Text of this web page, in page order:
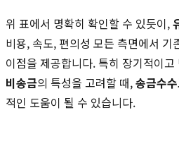
위 표에서 명확히 확인할 수 있듯이,
비용, 속도, 편의성 모든 측면에서 기
이점을 제공합니다. 특히 장기적이
비송금의 특성을 고려할 때,송금수
적인 도움이 될 수 있습니다.